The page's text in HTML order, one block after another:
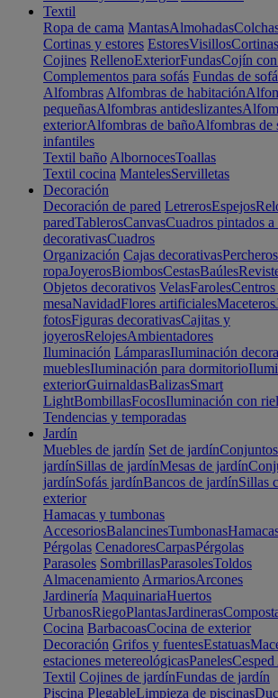
Textil
Ropa de cama MantasAlmohadas
Cortinas y estores EstoresVisillosCortinas
Cojines RellenoExteriorFundasCojín
Complementos para sofás Fundas de
Alfombras Alfombras de habitación
pequeñasAlfombras antideslizantes
exteriorAlfombras de bañoAlfombras de
infantiles
Textil baño AlbornocesToallas
Textil cocina MantelesServilletas
Decoración
Decoración de pared LetrerosEspejos
paredTablerosCanvasCuadros pintados a
decorativasCuadros
Organización Cajas decorativasPercheros
ropaJoyerosBiombosCestasBaúles
Objetos decorativos VelasFarolesCentros
mesaNavidadFlores artificialesMaceteros
fotosFiguras decorativasCajitas y
joyerosRelojesAmbientadores
Iluminación LámparasIluminación
mueblesIluminación para dormitorio
exteriorGuirnaldasBalizasSmart
LightBombillasFocosIluminación con
Tendencias y temporadas
Jardín
Muebles de jardín Set de jardín
jardínSillas de jardínMesas de jardín
jardínSofás jardínBancos de jardínSillas
exterior
Hamacas y tumbonas
AccesoriosBalancinesTumbonas
Pérgolas CenadoresCarpasPérgolas
Parasoles SombrillasParasolesToldos
Almacenamiento ArmariosArcones
Jardinería MaquinariaHuertos
UrbanosRiegoPlantasJardineras
Cocina BarbacoasCocina de exterior
Decoración Grifos y fuentesEstatuas
estaciones metereológicasPaneles
Textil Cojines de jardínFundas de jardín
Piscina PlegableLimpieza de piscinas